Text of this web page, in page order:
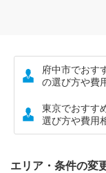
府中市でおす
の選び方や費
東京でおすす
選び方や費用
エリア・条件の変